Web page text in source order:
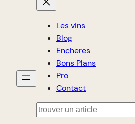
Les vins
Blog
Encheres
Bons Plans
Pro
Contact
Rechercher